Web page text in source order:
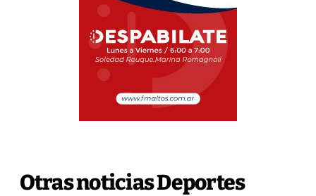
Otras noticias Deportes